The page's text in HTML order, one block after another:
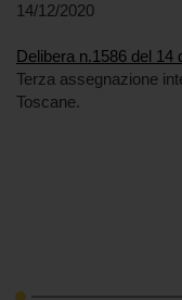
14/12/2020
Delibera n.1586 del 14
Terza assegnazione
Toscane.